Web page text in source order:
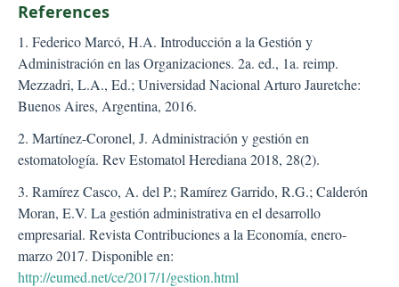
References
1. Federico Marcó, H.A. Introducción a la Gestión y
Administración en las Organizaciones. 2a. ed., 1a. reimp.
Mezzadri, L.A., Ed.; Universidad Nacional Arturo Jauretche:
Buenos Aires, Argentina, 2016.
2. Martínez-Coronel, J. Administración y gestión en
estomatología. Rev Estomatol Herediana 2018, 28(2).
3. Ramírez Casco, A. del P.; Ramírez Garrido, R.G.; Calderón
Moran, E.V. La gestión administrativa en el desarrollo
empresarial. Revista Contribuciones a la Economía, enero-
marzo 2017. Disponible en:
http://eumed.net/ce/2017/1/gestion.html